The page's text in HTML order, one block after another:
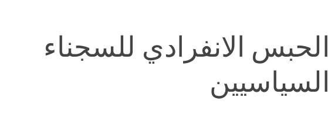
الحبس الانفرادي للسجناء
السياسيين